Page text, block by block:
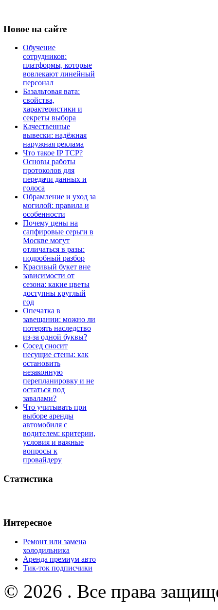
Новое на сайте
Обучение
сотрудников:
платформы, которые
вовлекают линейный
персонал
Базальтовая вата:
свойства,
характеристики и
секреты выбора
Качественные
вывески: надёжная
наружная реклама
Что такое IP TCP?
Основы работы
протоколов для
передачи данных и
голоса
Обрамление и уход за
могилой: правила и
особенности
Почему цены на
сапфировые серьги в
Москве могут
отличаться в разы:
подробный разбор
Красивый букет вне
зависимости от
сезона: какие цветы
доступны круглый
год
Опечатка в
завещании: можно ли
потерять наследство
из-за одной буквы?
Сосед сносит
несущие стены: как
остановить
незаконную
перепланировку и не
остаться под
завалами?
Что учитывать при
выборе аренды
автомобиля с
водителем: критерии,
условия и важные
вопросы к
провайдеру
Статистика
Интересное
Ремонт или замена
холодильника
Аренда премиум авто
Тик-ток подписчики
© 2026 . Все права